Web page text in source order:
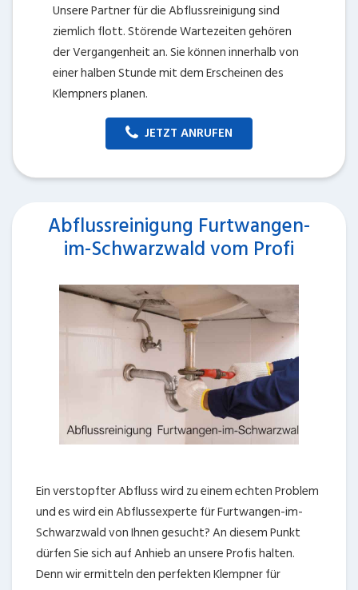
Unsere Partner für die Abflussreinigung sind
ziemlich flott. Störende Wartezeiten gehören
der Vergangenheit an. Sie können innerhalb von
einer halben Stunde mit dem Erscheinen des
Klempners planen.
JETZT ANRUFEN
Abflussreinigung Furtwangen-
im-Schwarzwald vom Profi
Ein verstopfter Abfluss wird zu einem echten Problem
und es wird ein Abflussexperte für Furtwangen-im-
Schwarzwald von Ihnen gesucht? An diesem Punkt
dürfen Sie sich auf Anhieb an unsere Profis halten.
Denn wir ermitteln den perfekten Klempner für